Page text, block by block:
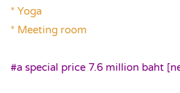
* Yoga
* Meeting room
#a special price 7.6 million baht